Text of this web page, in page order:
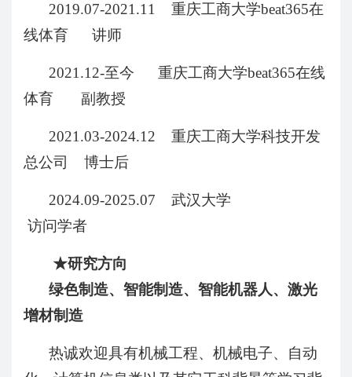
2019.07-2021.11 重庆工商大学beat365在
线体育 讲师
2021.12-至今 重庆工商大学beat365在线
体育 副教授
2021.03-2024.12 重庆工商大学科技开发
总公司 博士后
2024.09-2025.07 武汉大学
访问学者
★研究方向
绿色制造、智能制造、智能机器人、激光
增材制造
热诚欢迎具有机械工程、机械电子、自动